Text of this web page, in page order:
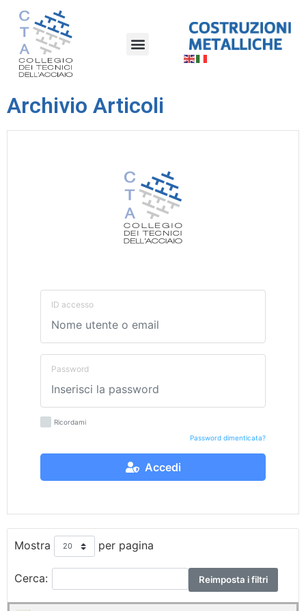
Archivio Articoli
ID accesso
Password
Ricordami
Password dimenticata?
Accedi
Mostra per pagina
Cerca: Reimposta i filtri